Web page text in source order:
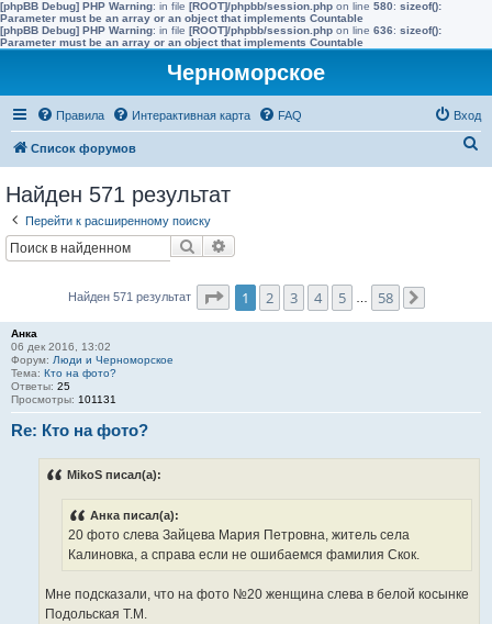
[phpBB Debug] PHP Warning: in file [ROOT]/phpbb/session.php on line 580: sizeof():
Parameter must be an array or an object that implements Countable
[phpBB Debug] PHP Warning: in file [ROOT]/phpbb/session.php on line 636: sizeof():
Parameter must be an array or an object that implements Countable
Черноморское
Правила Интерактивная карта FAQ Вход
Список форумов
Найден 571 результат
Перейти к расширенному поиску
Поиск
Найден 571 результат Страница1 из
1 2 3 4 5 58
Анка
06 дек 2016, 13:02
Форум: Люди и Черноморское
Тема: Кто на фото?
Ответы: 25
Просмотры: 101131
Re: Кто на фото?
MikoS писал(а):
Анка писал(а):
20 фото слева Зайцева Мария Петровна, житель села
Калиновка, а справа если не ошибаемся фамилия Скок.
Мне подсказали, что на фото №20 женщина слева в белой косынке
Подольская Т.М.